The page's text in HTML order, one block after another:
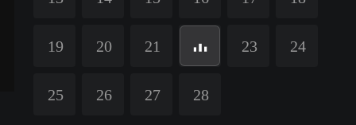
19 20 21 23 24
25 26 27 28